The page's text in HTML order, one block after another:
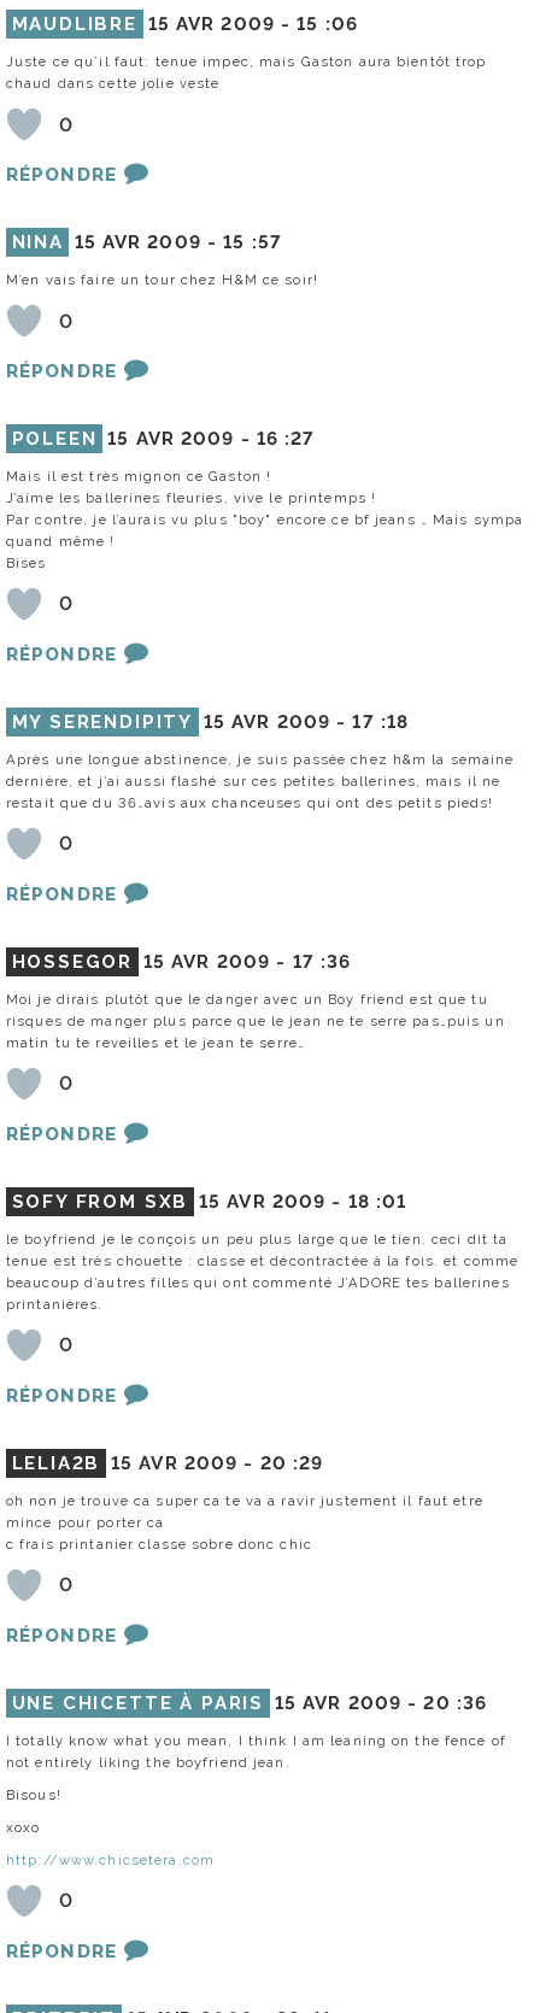
MAUDLIBRE 15 AVR 2009 -15 :06
Juste ce qu’il faut: tenue impec, mais Gaston aura bientôt trop
chaud dans cette jolie veste
0
RÉPONDRE
NINA 15 AVR 2009 -15 :57
M’en vais faire un tour chez H&M ce soir!
0
RÉPONDRE
POLEEN 15 AVR 2009 - 16 :27
Mais il est très mignon ce Gaston !
J’aime les ballerines fleuries, vive le printemps !
Par contre, je l’aurais vu plus "boy" encore ce bf jeans … Mais sympa
quand même !
Bises
0
RÉPONDRE
MY SERENDIPITY 15 AVR 2009 -17 :18
Après une longue abstinence, je suis passée chez h&m la semaine
dernière, et j’ai aussi flashé sur ces petites ballerines, mais il ne
restait que du 36…avis aux chanceuses qui ont des petits pieds!
0
RÉPONDRE
HOSSEGOR 15 AVR 2009 - 17 :36
Moi je dirais plutôt que le danger avec un Boy friend est que tu
risques de manger plus parce que le jean ne te serre pas…puis un
matin tu te reveilles et le jean te serre…
0
RÉPONDRE
SOFY FROM SXB 15 AVR 2009 - 18 :01
le boyfriend je le conçois un peu plus large que le tien. ceci dit ta
tenue est très chouette : classe et décontractée à la fois. et comme
beaucoup d’autres filles qui ont commenté J’ADORE tes ballerines
printanières.
0
RÉPONDRE
LELIA2B 15 AVR 2009 - 20 :29
oh non je trouve ca super ca te va a ravir justement il faut etre
mince pour porter ca
c frais printanier classe sobre donc chic
0
RÉPONDRE
UNE CHICETTE À PARIS 15 AVR 2009 -20 :36
I totally know what you mean, I think I am leaning on the fence of
not entirely liking the boyfriend jean.
Bisous!
xoxo
http://www.chicsetera.com
0
RÉPONDRE